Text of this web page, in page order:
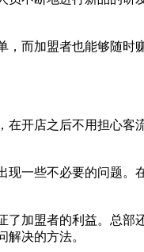
而加盟者也能够随时
开店之后不用担心客
一些不必要的问题。
加盟者的利益。总部
决的方法。